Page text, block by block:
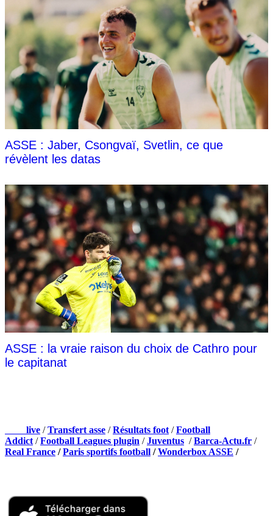
ASSE : Jaber, Csongvaï, Svetlin, ce que
révèlent les datas
ASSE : la vraie raison du choix de Cathro pour
le capitanat
live /Transfert asse /Résultats foot /Football
Addict /Football Leagues plugin /Juventus /Barca-Actu.fr /
Real France /Paris sportifs football /Wonderbox ASSE /